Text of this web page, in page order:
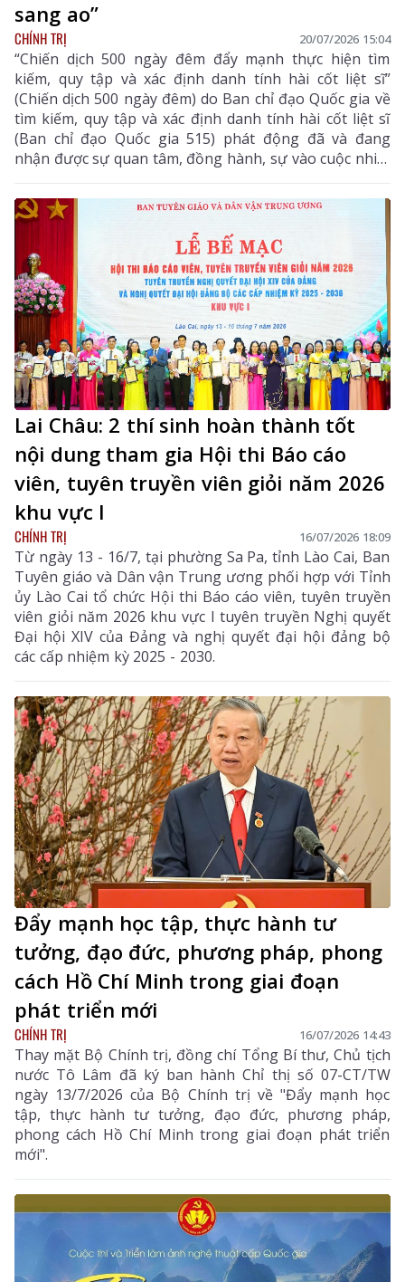
sang ao”
CHÍNH TRỊ 20/07/2026 15:04
“Chiến dịch 500 ngày đêm đẩy mạnh thực hiện tìm
kiếm, quy tập và xác định danh tính hài cốt liệt sĩ”
(Chiến dịch 500 ngày đêm) do Ban chỉ đạo Quốc gia về
tìm kiếm, quy tập và xác định danh tính hài cốt liệt sĩ
(Ban chỉ đạo Quốc gia 515) phát động đã và đang
nhận được sự quan tâm, đồng hành, sự vào cuộc nhiệt
thành của toàn xã hội. Những kết quả bước đầu và
tình cảm, trách nhiệm của toàn Đảng, toàn dân, toàn
quân ta cũng như sự ủng hộ, phối hợp chí tình, chí
nghĩa của bạn bè quốc tế đã khẳng định tính nhân văn
sâu sắc, giá trị nhân đạo cao cả của chiến dịch.
Lai Châu: 2 thí sinh hoàn thành tốt
nội dung tham gia Hội thi Báo cáo
viên, tuyên truyền viên giỏi năm 2026
khu vực I
CHÍNH TRỊ 16/07/2026 18:09
Từ ngày 13 - 16/7, tại phường Sa Pa, tỉnh Lào Cai, Ban
Tuyên giáo và Dân vận Trung ương phối hợp với Tỉnh
ủy Lào Cai tổ chức Hội thi Báo cáo viên, tuyên truyền
viên giỏi năm 2026 khu vực I tuyên truyền Nghị quyết
Đại hội XIV của Đảng và nghị quyết đại hội đảng bộ
các cấp nhiệm kỳ 2025 - 2030.
Đẩy mạnh học tập, thực hành tư
tưởng, đạo đức, phương pháp, phong
cách Hồ Chí Minh trong giai đoạn
phát triển mới
CHÍNH TRỊ 16/07/2026 14:43
Thay mặt Bộ Chính trị, đồng chí Tổng Bí thư, Chủ tịch
nước Tô Lâm đã ký ban hành Chỉ thị số 07-CT/TW
ngày 13/7/2026 của Bộ Chính trị về "Đẩy mạnh học
tập, thực hành tư tưởng, đạo đức, phương pháp,
phong cách Hồ Chí Minh trong giai đoạn phát triển
mới".